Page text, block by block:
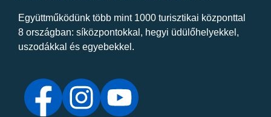
Együttműködünk több mint 1000 turisztikai központtal
8 országban: síközpontokkal, hegyi üdülőhelyekkel,
uszodákkal és egyebekkel.